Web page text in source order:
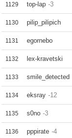
1129 top-lap -3
1130 pilip_pilipich
1131 egornebo
1132 lex-kravetski
1133 smile_detected
1134 eksray -12
1135 s0no -3
1136 pppirate -4